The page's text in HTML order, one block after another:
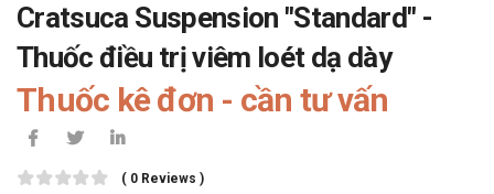
Cratsuca Suspension "Standard" -
Thuốc điều trị viêm loét dạ dày
Thuốc kê đơn - cần tư vấn
( 0 Reviews )